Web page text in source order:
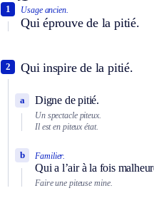
Usage ancien.
Qui éprouve de la pitié.
1
Qui inspire de la pitié.
2
Digne de pitié.
a
Un spectacle piteux.
Il est en piteux état.
Familier.
Qui a l’air à la fois
b
Faire une piteuse mine.